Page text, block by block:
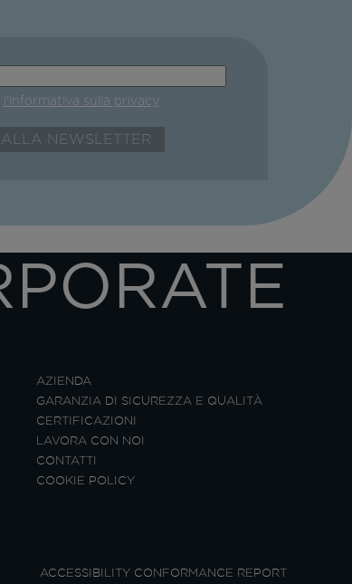
l'informativa sulla privacy
AZIENDA
GARANZIA DI SICUREZZA E QUALITÀ
CERTIFICAZIONI
LAVORA CON NOI
CONTATTI
COOKIE POLICY
ACCESSIBILITY CONFORMANCE REPORT